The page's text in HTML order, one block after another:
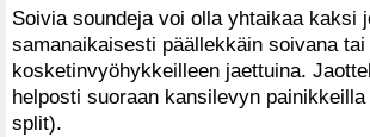
Soivia soundeja voi olla yhtaikaa kaksi
samanaikaisesti päällekkäin soivana
kosketinvyöhykkeilleen jaettuina.
helposti suoraan kansilevyn
split).